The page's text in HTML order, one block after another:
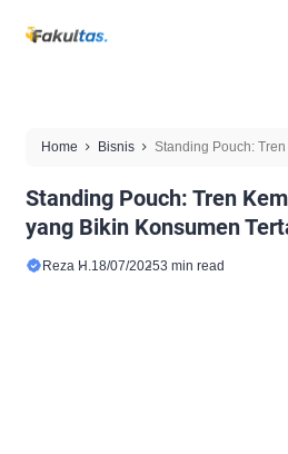
Home Bisnis
Standing Pouch:
Standing Pouch: Tren
yang Bikin Konsumen
Reza H.18/07/20253 min read